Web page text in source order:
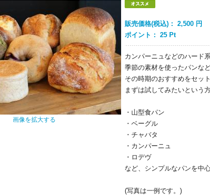
画像を拡大する
販売価格(税込)： 2,500 円
ポイント：25 Pt
カンパーニュなどのハード
季節の素材を使ったパンなど
その時期のおすすめをセッ
まずは試してみたいという
・山型食パン
・ベーグル
・チャバタ
・カンパーニュ
・ロデヴ
など、シンプルなパンを中
(写真は一例です。)